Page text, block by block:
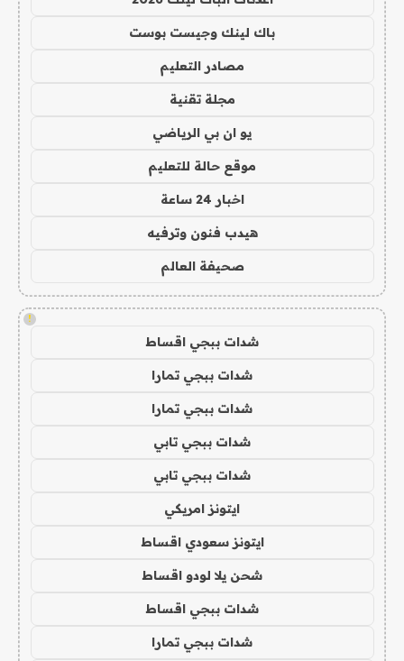
باك لينك وجيست بوست
مصادر التعليم
مجلة تقنية
يو ان بي الرياضي
موقع حالة للتعليم
اخبار 24 ساعة
هيدب فنون وترفيه
صحيفة العالم
!
شدات ببجي اقساط
شدات ببجي تمارا
شدات ببجي تمارا
شدات ببجي تابي
شدات ببجي تابي
ايتونز امريكي
ايتونز سعودي اقساط
شحن يلا لودو اقساط
شدات ببجي اقساط
شدات ببجي تمارا